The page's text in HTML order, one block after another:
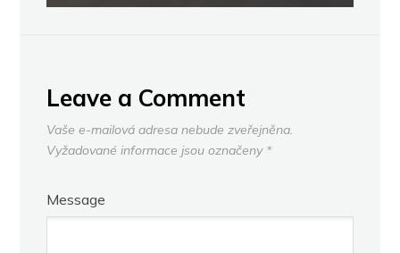
Leave a Comment
Vaše e-mailová adresa nebude zveřejněna.
Vyžadované informace jsou označeny *
Message